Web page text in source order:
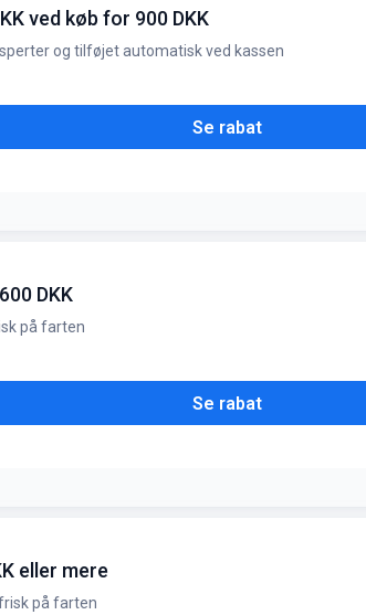
ved køb for 900 DKK
og tilføjet automatisk ved kassen
Se rabat
DKK
på farten
Se rabat
eller mere
på farten